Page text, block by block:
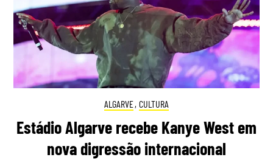
ALGARVE, CULTURA
Estádio Algarve recebe Kanye West em
nova digressão internacional